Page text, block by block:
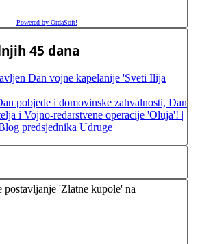
Powered by OrdaSoft!
45 dana
Dan vojne kapelanije 'Sveti Ilija
pobjede i domovinske zahvalnosti, Dan
i Vojno-redarstvene operacije 'Oluja'! |
predsjednika Udruge
postavljanje 'Zlatne kupole' na